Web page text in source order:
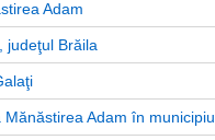
Adam
judeţul Brăila
Adam în